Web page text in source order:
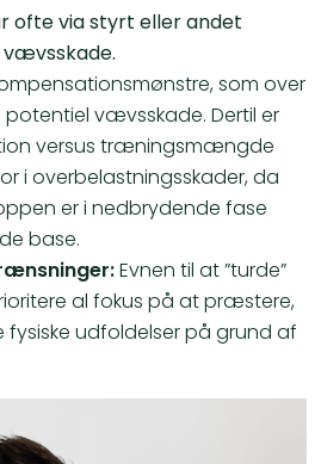
ofte via styrt eller andet
som over
potentiel vævsskade. Dertil er
versus træningsmængde
i overbelastningsskader, da
er i nedbrydende fase
base.
Evnen til at ”turde”
al fokus på at præstere,
udfoldelser på grund af